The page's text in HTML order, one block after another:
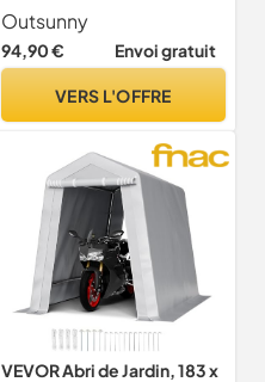
x 43 x 88 cm Beige
Outsunny
94,90 € Envoi gratuit
VERS L'OFFRE
VEVOR Abri de Jardin, 183 x